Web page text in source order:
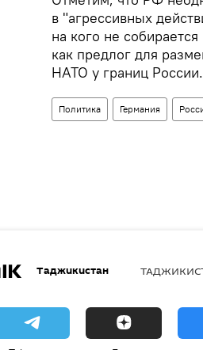
в "агрессивных
на кого не
как предлог для
НАТО у границ России.
Политика Германия
Таджикистан